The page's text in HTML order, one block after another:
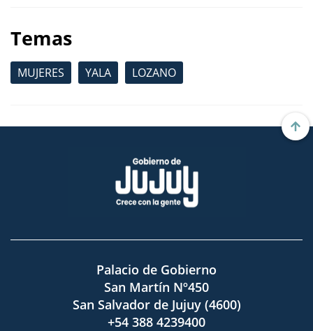
Temas
MUJERES YALA LOZANO
Palacio de Gobierno
San Martín Nº450
San Salvador de Jujuy (4600)
+54 388 4239400